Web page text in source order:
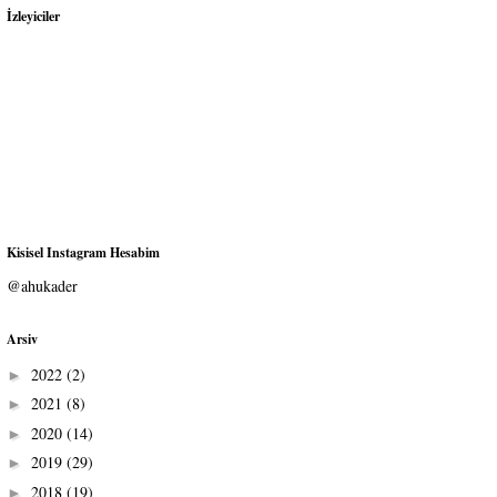
İzleyiciler
Kisisel Instagram Hesabim
@ahukader
Arsiv
► 2022 (2)
► 2021 (8)
► 2020 (14)
► 2019 (29)
► 2018 (19)